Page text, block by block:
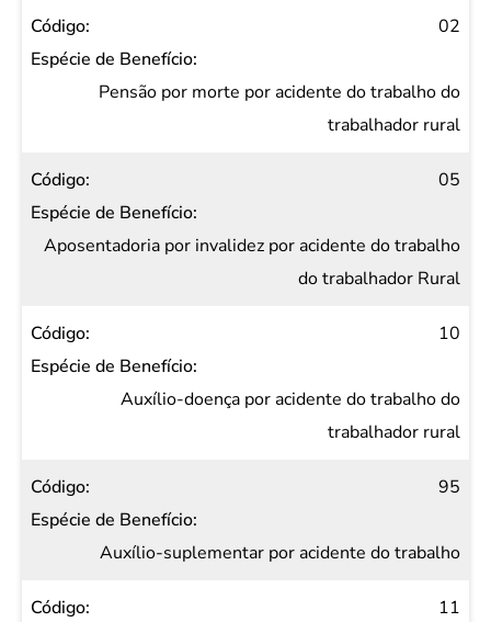
02
Pensão por morte por acidente do trabalho do
trabalhador rural
05
Aposentadoria por invalidez por acidente do trabalho
do trabalhador Rural
10
Auxílio-doença por acidente do trabalho do
trabalhador rural
95
Auxílio-suplementar por acidente do trabalho
11